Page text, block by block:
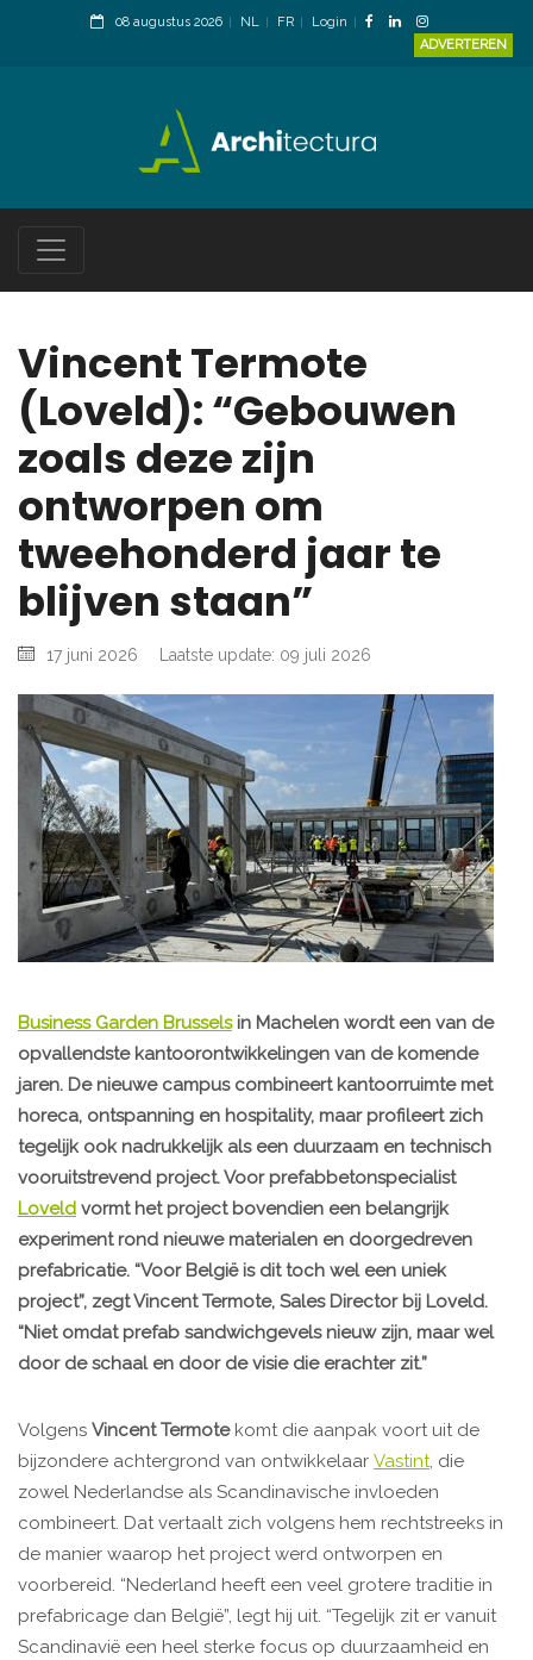
08 augustus 2026 NL FR
Login
ADVERTEREN
Vincent Termote
(Loveld): “Gebouwen
zoals deze zijn
ontworpen om
tweehonderd jaar te
blijven staan”
17 juni 2026 Laatste update: 09 juli 2026
Business Garden Brusselsin Machelen wordt een van de
opvallendste kantoorontwikkelingen van de komende
jaren. De nieuwe campus combineert kantoorruimte met
horeca, ontspanning en hospitality, maar profileert zich
tegelijk ook nadrukkelijk als een duurzaam en technisch
vooruitstrevend project. Voor prefabbetonspecialist
Loveld vormt het project bovendien een belangrijk
experiment rond nieuwe materialen en doorgedreven
prefabricatie. “Voor België is dit toch wel een uniek
project”, zegt Vincent Termote, Sales Director bij Loveld.
“Niet omdat prefab sandwichgevels nieuw zijn, maar wel
door de schaal en door de visie die erachter zit.”
Volgens Vincent Termotekomt die aanpak voort uit de
bijzondere achtergrond van ontwikkelaar Vastint, die
zowel Nederlandse als Scandinavische invloeden
combineert. Dat vertaalt zich volgens hem rechtstreeks in
de manier waarop het project werd ontworpen en
voorbereid. “Nederland heeft een veel grotere traditie in
prefabricage dan België”, legt hij uit. “Tegelijk zit er vanuit
Scandinavië een heel sterke focus op duurzaamheid en